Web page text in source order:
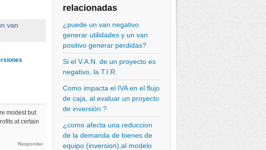
relacionadas
¿puede un van negativo
generar utilidades y un van
positivo generar perdidas?
Si el V.A.N. de un proyecto es
negativo, la T.I.R.
Como impacta el IVA en el flujo
de caja, al evaluar un proyecto
de inversión ?
¿como afecta una reduccion
de la demanda de bienes de
equipo (inversion),al modelo
van
modest but
at certain